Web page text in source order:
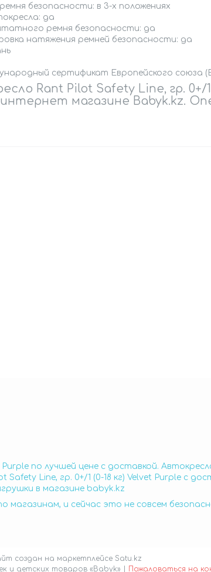
безопасности: в 3-х положениях
да
ремня безопасности: да
натяжения ремней безопасности: да
сертификат Европейского союза
Rant Pilot Safety Line, гр. 0+/1
магазине Babyk.kz.
по лучшей цене с доставкой.
Line, гр. 0+/1 (0-18 кг) Velvet Purple с
в магазине babyk.kz
магазинам, и сейчас это не совсем
создан на маркетплейсе Satu.kz
Пожаловаться на